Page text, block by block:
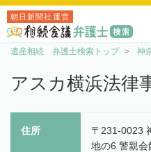
朝日新聞社運営
遺産相続 弁護士検索トップ 神
アスカ横浜法律
住所
〒231-0023
地の6 警親会